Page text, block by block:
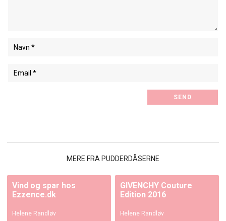
MERE FRA PUDDERDÅSERNE
Vind og spar hos
Ezzence.dk
Helene Randløv
GIVENCHY Couture
Edition 2016
Helene Randløv